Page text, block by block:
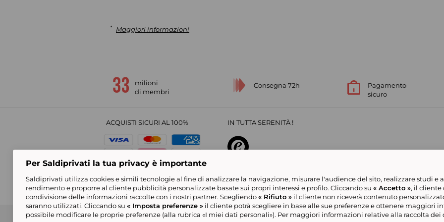
* Maggiori informazioni
milioni
di membri
Consegna 72h
Pagamento
sicuro
ACQUISTI SICURI AL 100% IN TUTTA SERENITÀ !
Condizioni generali di vendita Politica sulla Privacy Showroomgroup Help e contatti Gestisci i
Per Saldiprivati la tua privacy è importante
Saldiprivati utilizza cookies e simili tecnologie al fine di analizzare la navigazione, misurare l'audience del sito, realizzare studi e
rendimento e proporre al cliente pubblicità personalizzate basate sui propri interessi e profilo. Cliccando su « Accetto », il cliente
condivisione delle informazioni raccolte con i nostri partner. Scegliendo« Rifiuto » il cliente non riceverà contenuto
saranno utilizzati. Cliccando su « Imposta preferenze » il cliente potrà scegliere in base alle sue preferenze e ottenere maggiori
possibile modificare le proprie preferenze (alla rubrica «I miei dati personali»). Per maggiori informazioni relative alla raccolta